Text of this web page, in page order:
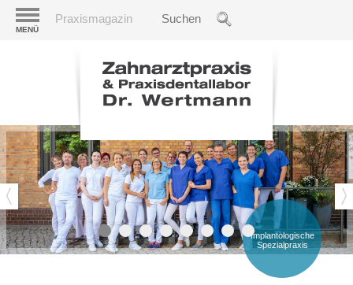
MENÜ
Praxismagazin
Implantologische
Spezialpraxis